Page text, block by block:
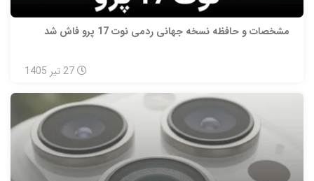
مشخصات و حافظه نسخه جهانی ردمی نوت 17 پرو فاش شد
27 تیر 1405